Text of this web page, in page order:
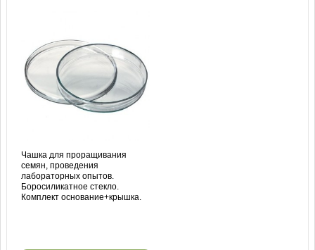
Чашка для проращивания
семян, проведения
лабораторных опытов.
Боросиликатное стекло.
Комплект основание+крышка.